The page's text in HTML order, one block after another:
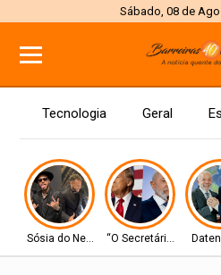
Sábado, 08 de
Tecnologia Geral
Sósia do Neymar“O Secretário”